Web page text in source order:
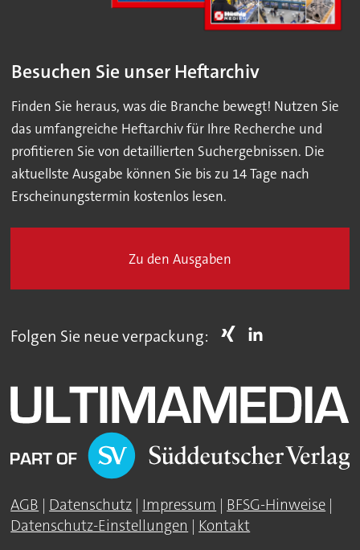
Besuchen Sie unser Heftarchiv
Finden Sie heraus, was die Branche bewegt! Nutzen Sie
das umfangreiche Heftarchiv für Ihre Recherche und
profitieren Sie von detaillierten Suchergebnissen. Die
aktuellste Ausgabe können Sie bis zu 14 Tage nach
Erscheinungstermin kostenlos lesen.
Zu den Ausgaben
Folgen Sie neue verpackung:
AGB | Datenschutz | Impressum | BFSG-Hinweise |
Datenschutz-Einstellungen | Kontakt